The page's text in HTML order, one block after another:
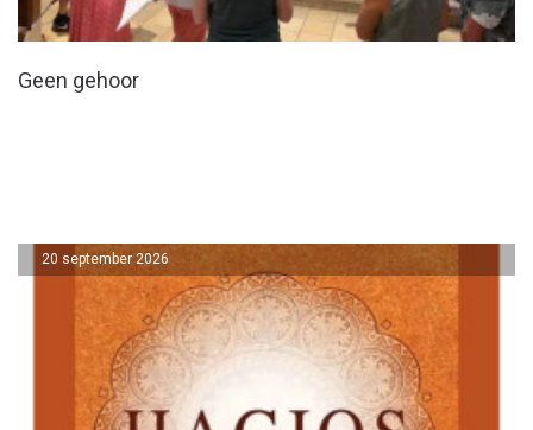
Geen gehoor
20 september 2026